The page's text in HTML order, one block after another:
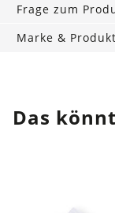
Frage zum
Marke &
Das